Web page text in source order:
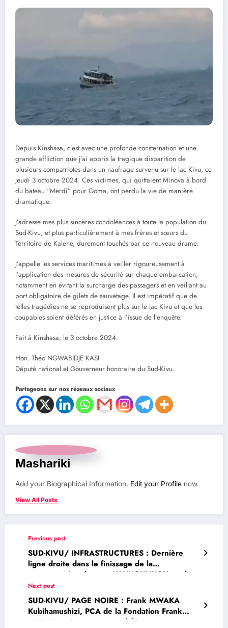
Depuis Kinshasa, c’est avec une profonde consternation et une
grande affliction que j’ai appris la tragique disparition de
plusieurs compatriotes dans un naufrage survenu sur le lac Kivu, ce
jeudi 3 octobre 2024. Ces victimes, qui quittaient Minova à bord
du bateau “Merdi” pour Goma, ont perdu la vie de manière
dramatique.
J’adresse mes plus sincères condoléances à toute la population du
Sud-Kivu, et plus particulièrement à mes frères et sœurs du
Territoire de Kalehe, durement touchés par ce nouveau drame.
J’appelle les services maritimes à veiller rigoureusement à
l’application des mesures de sécurité sur chaque embarcation,
notamment en évitant la surcharge des passagers et en veillant au
port obligatoire de gilets de sauvetage. Il est impératif que de
telles tragédies ne se reproduisent plus sur le lac Kivu et que les
coupables soient déférés en justice à l’issue de l’enquête.
Fait à Kinshasa, le 3 octobre 2024.
Hon. Théo NGWABIDJE KASI
Député national et Gouverneur honoraire du Sud-Kivu.
Partageons sur nos réseaux sociaux
Mashariki
Add your Biographical Information. Edit your Profile now.
View All Posts
Previous post
SUD-KIVU/ INFRASTRUCTURES : Dernière
ligne droite dans le finissage de la
reconstruction du pont KAVUGUVUGU sur la
RN5
Next post
SUD-KIVU/ PAGE NOIRE : Frank MWAKA
Kubihamushizi, PCA de la Fondation Frank
MWAKA présente ses condoléances àtoutes